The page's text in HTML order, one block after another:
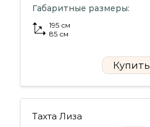
Габаритные размеры:
195 см
85 см
Купить
Тахта Лиза